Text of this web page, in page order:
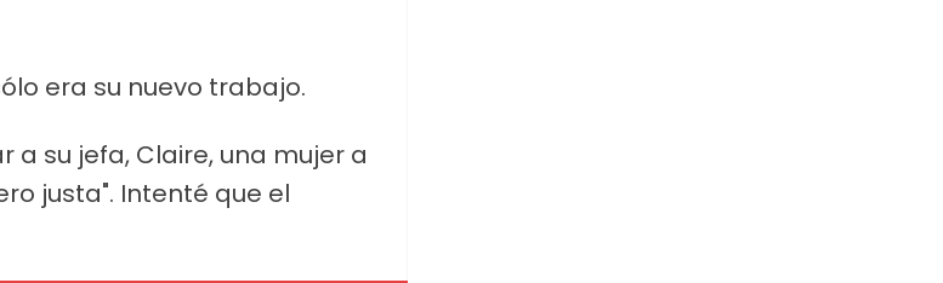
era su nuevo trabajo.
su jefa, Claire, una mujer a
justa". Intenté que el